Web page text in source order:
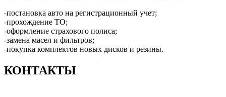
-постановка авто на регистрационный учет;
-прохождение ТО;
-оформление страхового полиса;
-замена масел и фильтров;
-покупка комплектов новых дисков и резины.
КОНТАКТЫ